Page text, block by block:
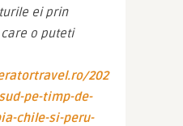
ei prin
o puteti
202
pe-timp-de-
chile-si-peru-